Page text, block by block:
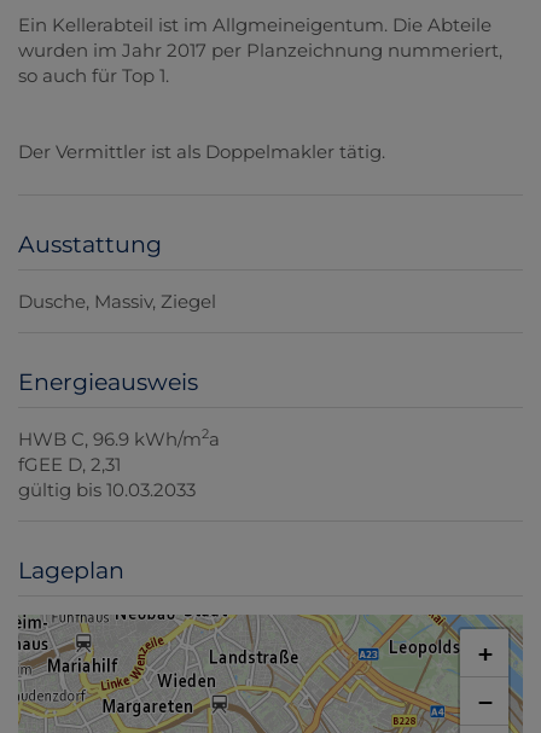
Ein Kellerabteil ist im Allgmeineigentum. Die Abteile
wurden im Jahr 2017 per Planzeichnung nummeriert,
so auch für Top 1.
Der Vermittler ist als Doppelmakler tätig.
Ausstattung
Dusche Massiv Ziegel
Energieausweis
HWB C, 96.9 kWh/m2a
fGEE D, 2,31
gültig bis 10.03.2033
Lageplan
+
−